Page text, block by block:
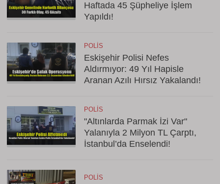
Haftada 45 Şüpheliye İşlem
Yapıldı!
POLIS
Eskişehir Polisi Nefes
Aldırmıyor: 49 Yıl Hapisle
Aranan Azılı Hırsız Yakalandı!
POLIS
"Altınlarda Parmak İzi Var"
Yalanıyla 2 Milyon TL Çarptı,
İstanbul’da Enselendi!
POLIS